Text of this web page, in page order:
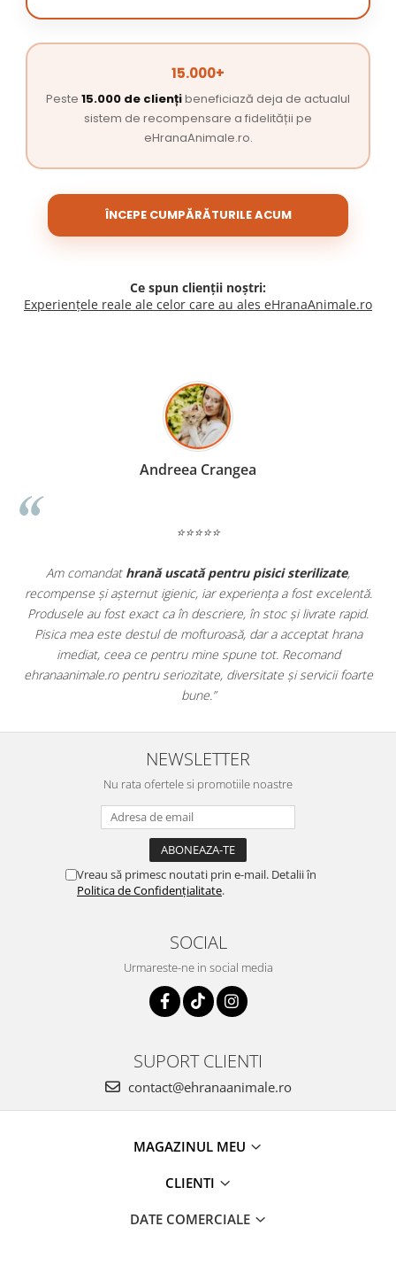
15.000+
Peste 15.000 de cliențibeneficiază deja de actualul
sistem de recompensare a fidelității pe
eHranaAnimale.ro.
ÎNCEPE CUMPĂRĂTURILE ACUM
Ce spun clienții noștri:
Experiențele reale ale celor care au ales eHranaAnimale.ro
Madalina Stancea
⭐⭐⭐⭐⭐
Apreciez foarte mult faptul că peehranaanimale.rogăsesc
doar hrană, ci și produse dinfarmacia veterinară:
antiparazitare, suplimente și soluții de îngrijire. Este foarte
comod să pot comanda tot ce am nevoie pentru animalul meu
dintr-un singur loc. Livrarea a fost rapidă, iar produsele au fost
originale și în termen. Magazin serios, bine organizat și foarte
pentru orice stăpân de animale.
NEWSLETTER
Nu rata ofertele si promotiile noastre
Vreau să primesc noutati prin e-mail. Detalii în
Politica de Confidențialitate.
SOCIAL
Urmareste-ne in social media
SUPORT CLIENTI
contact@ehranaanimale.ro
MAGAZINUL MEU
CLIENTI
DATE COMERCIALE